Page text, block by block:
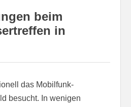
beim
in
das Mobilfunk-
besucht. In wenigen